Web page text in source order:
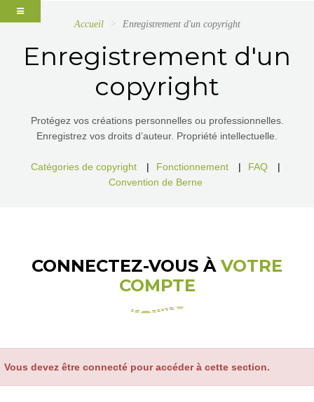
Accueil Enregistrement d'un copyright
Enregistrement d'un
copyright
Protégez vos créations personnelles ou professionnelles.
Enregistrez vos droits d’auteur. Propriété intellectuelle.
Catégories de copyright | Fonctionnement | FAQ
|
Convention de Berne
CONNECTEZ-VOUS À VOTRE
COMPTE
Vous devez être connecté pour accéder à cette section.